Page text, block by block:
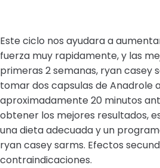
Este ciclo nos ayudara a
fuerza muy rapidamente, y las
primeras 2 semanas, ryan casey
tomar dos capsulas de Anadrole
aproximadamente 20 minutos
obtener los mejores resultados,
una dieta adecuada y un
ryan casey sarms. Efectos
contraindicaciones.